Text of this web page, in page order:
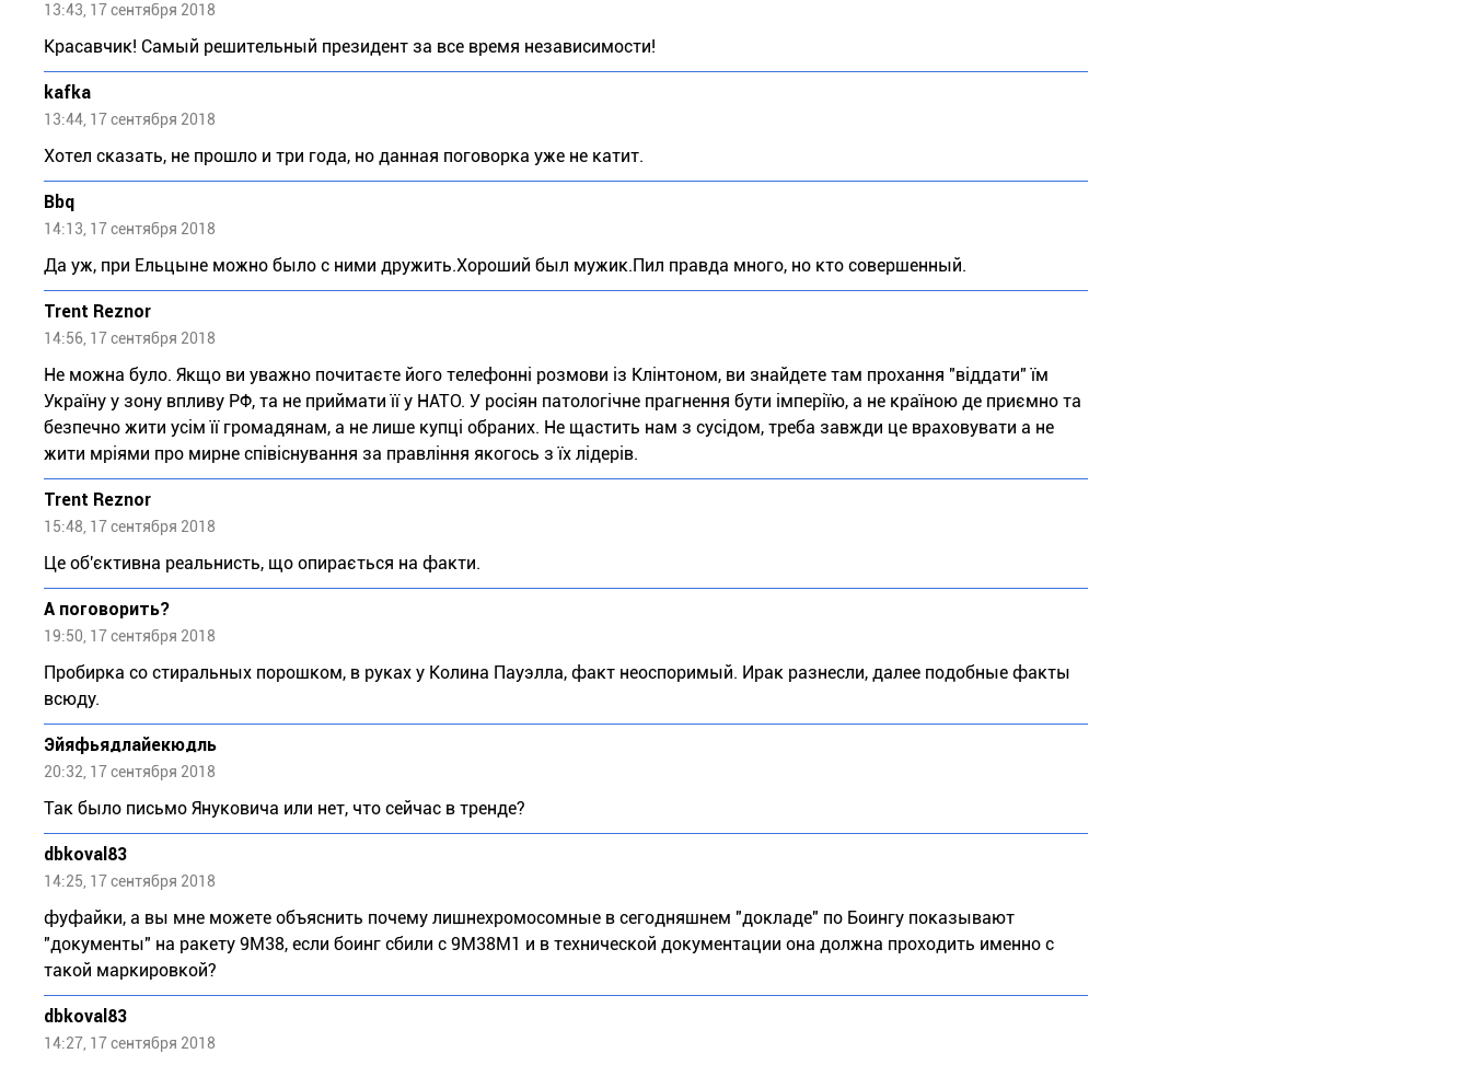
13:43, 17 сентября 2018
Красавчик! Самый решительный президент за все время независимости!
kafka
13:44, 17 сентября 2018
Хотел сказать, не прошло и три года, но данная поговорка уже не катит.
Bbq
14:13, 17 сентября 2018
Да уж, при Ельцыне можно было с ними дружить.Хороший был мужик.Пил правда много, но кто совершенный.
Trent Reznor
14:56, 17 сентября 2018
Не можна було. Якщо ви уважно почитаєте його телефонні розмови із Клінтоном, ви знайдете там прохання "віддати" їм
Україну у зону впливу РФ, та не приймати її у НАТО. У росіян патологічне прагнення бути імперіїю, а не країною де приємно та
безпечно жити усім її громадянам, а не лише купці обраних. Не щастить нам з сусідом, треба завжди це враховувати а не
жити мріями про мирне співіснування за правління якогось з їх лідерів.
Trent Reznor
15:48, 17 сентября 2018
Це об'єктивна реальнисть, що опирається на факти.
А поговорить?
19:50, 17 сентября 2018
Пробирка со стиральных порошком, в руках у Колина Пауэлла, факт неоспоримый. Ирак разнесли, далее подобные факты
всюду.
Эйяфьядлайекюдль
20:32, 17 сентября 2018
Так было письмо Януковича или нет, что сейчас в тренде?
dbkoval83
14:25, 17 сентября 2018
фуфайки, а вы мне можете объяснить почему лишнехромосомные в сегодняшнем "докладе" по Боингу показывают
"документы" на ракету 9М38, если боинг сбили с 9М38М1 и в технической документации она должна проходить именно с
такой маркировкой?
dbkoval83
14:27, 17 сентября 2018